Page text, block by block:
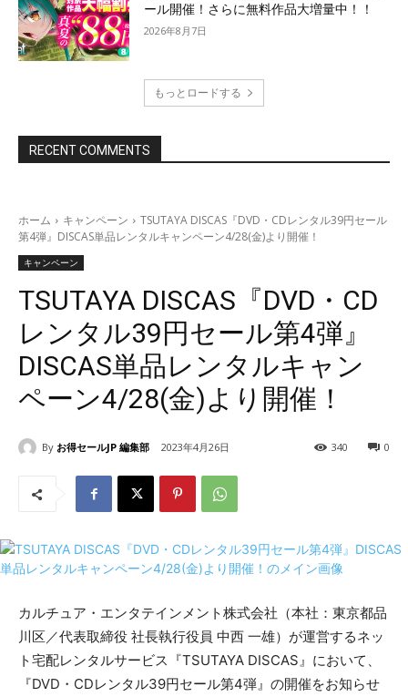
ール開催！さらに無料作品大増量中！！
2026年8月7日
もっとロードする
RECENT COMMENTS